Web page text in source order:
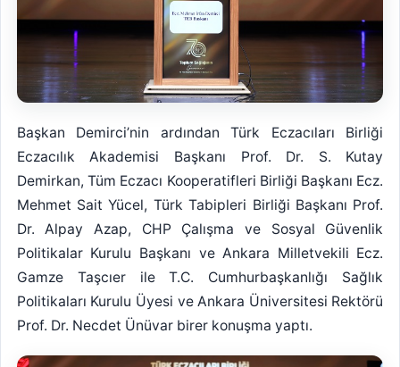
Başkan Demirci’nin ardından Türk Eczacıları Birliği
Eczacılık Akademisi Başkanı Prof. Dr. S. Kutay
Demirkan, Tüm Eczacı Kooperatifleri Birliği Başkanı Ecz.
Mehmet Sait Yücel, Türk Tabipleri Birliği Başkanı Prof.
Dr. Alpay Azap, CHP Çalışma ve Sosyal Güvenlik
Politikalar Kurulu Başkanı ve Ankara Milletvekili Ecz.
Gamze Taşcıer ile T.C. Cumhurbaşkanlığı Sağlık
Politikaları Kurulu Üyesi ve Ankara Üniversitesi Rektörü
Prof. Dr. Necdet Ünüvar birer konuşma yaptı.